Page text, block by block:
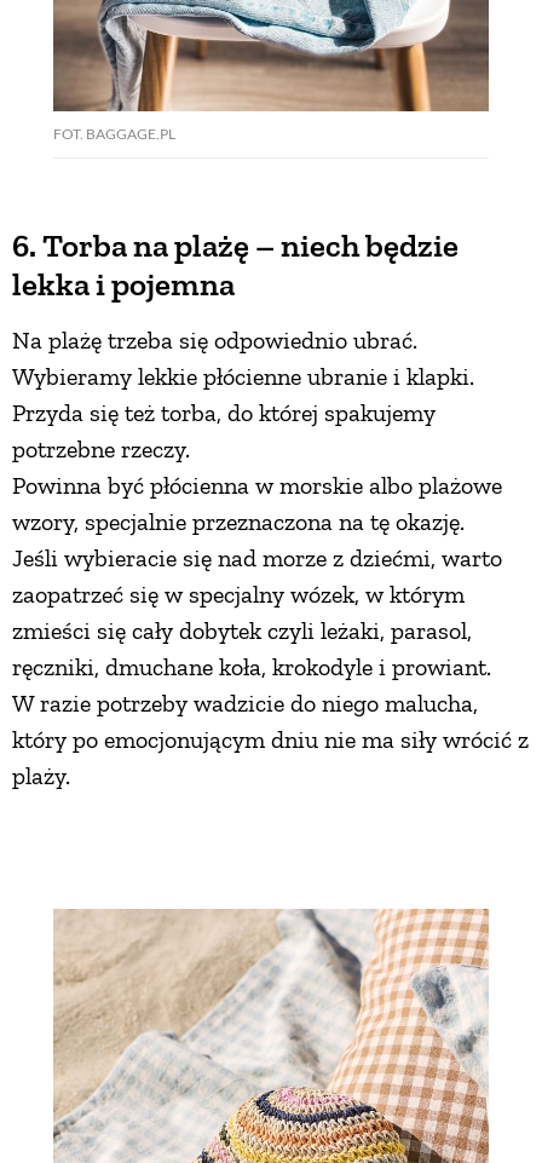
FOT. BAGGAGE.PL
6. Torba na plażę – niech będzie
lekka i pojemna
Na plażę trzeba się odpowiednio ubrać.
Wybieramy lekkie płócienne ubranie i klapki.
Przyda się też torba, do której spakujemy
potrzebne rzeczy.
Powinna być płócienna w morskie albo plażowe
wzory, specjalnie przeznaczona na tę okazję.
Jeśli wybieracie się nad morze z dziećmi, warto
zaopatrzeć się w specjalny wózek, w którym
zmieści się cały dobytek czyli leżaki, parasol,
ręczniki, dmuchane koła, krokodyle i prowiant.
W razie potrzeby wadzicie do niego malucha,
który po emocjonującym dniu nie ma siły wrócić z
plaży.